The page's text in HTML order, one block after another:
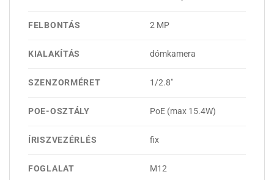
FELBONTÁS 2 MP
KIALAKÍTÁS dómkamera
SZENZORMÉRET 1/2.8"
POE-OSZTÁLY PoE (max 15.4W)
ÍRISZVEZÉRLÉS fix
FOGLALAT M12